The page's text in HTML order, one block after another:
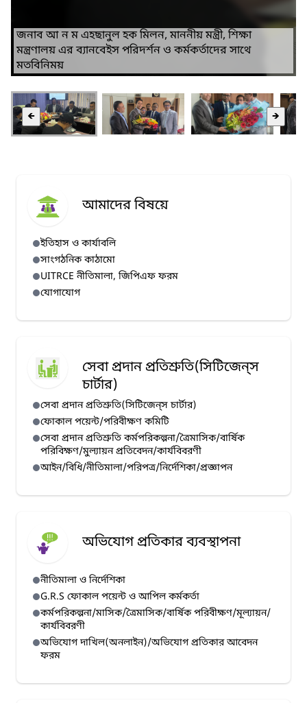
জনাব আ ন ম এহছানুল হক মিলন, মাননীয় মন্ত্রী, শিক্ষা
মন্ত্রণালয় এর ব্যানবেইস পরিদর্শন ও কর্মকর্তাদের সাথে
মতবিনিময়
🡸 🡺
আমাদের বিষয়ে
ইতিহাস ও কার্যাবলি
সাংগঠনিক কাঠামো
UITRCE নীতিমালা, জিপিএফ ফরম
যোগাযোগ
সেবা প্রদান প্রতিশ্রুতি(সিটিজেন্‌স
চার্টার)
সেবা প্রদান প্রতিশ্রুতি(সিটিজেন্‌স চার্টার)
ফোকাল পয়েন্ট/পরিবীক্ষণ কমিটি
সেবা প্রদান প্রতিশ্রুতি কর্মপরিকল্পনা/ত্রৈমাসিক/বার্ষিক
পরিবিক্ষণ/মুল্যায়ন প্রতিবেদন/কার্যবিবরণী
আইন/বিধি/নীতিমালা/পরিপত্র/নির্দেশিকা/প্রজ্ঞাপন
অভিযোগ প্রতিকার ব্যবস্থাপনা
নীতিমালা ও নির্দেশিকা
G.R.S ফোকাল পয়েন্ট ও আপিল কর্মকর্তা
কর্মপরিকল্পনা/মাসিক/ত্রৈমাসিক/বার্ষিক পরিবীক্ষণ/মূল্যায়ন/
কার্যবিবরণী
অভিযোগ দাখিল(অনলাইন)/অভিযোগ প্রতিকার আবেদন
ফরম